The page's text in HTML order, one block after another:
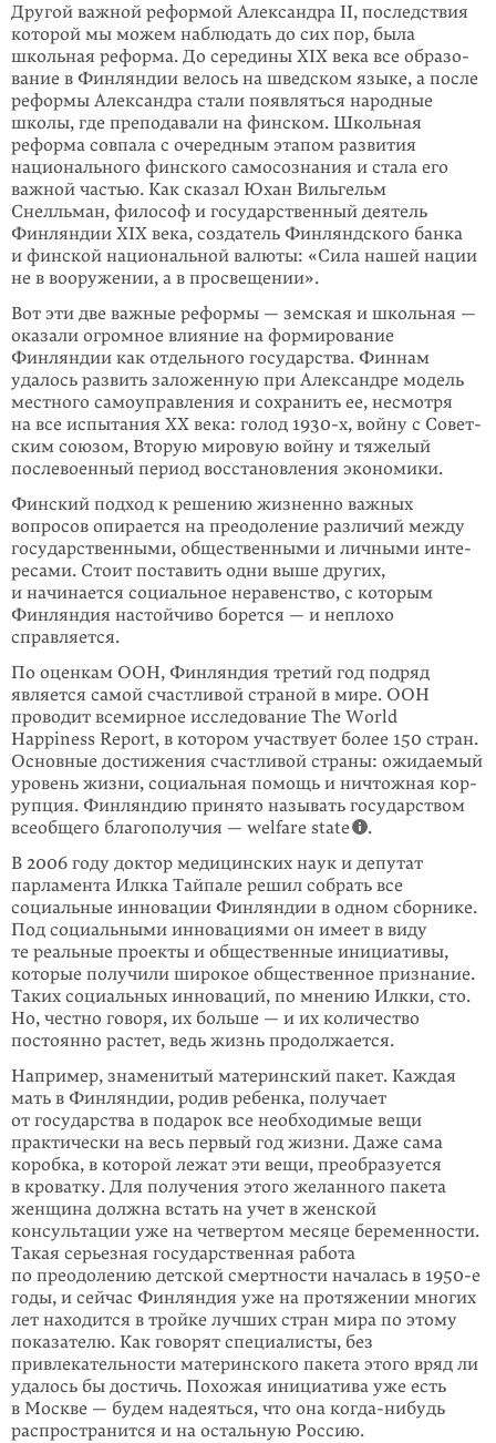
Другой важной реформой Александра II, последствия
которой мы можем на­блюдать до сих пор, была
школьная реформа. До середины XIX века все образо­
вание в Финляндии велось на шведском языке, а после
реформы Алексан­дра стали появляться народные
школы, где преподавали на финском. Школьная
реформа совпала с очередным этапом развития
национального финского само­сознания и стала его
важной частью. Как сказал Юхан Виль­гельм
Снелльман, философ и государственный деятель
Финляндии XIX века, создатель Финлянд­ского банка
и финской национальной валюты: «Сила нашей нации
не в воору­жении, а в просвещении».
Вот эти две важные реформы — земская и школьная —
оказали огромное влияние на формирование
Финляндии как отдельного государства. Финнам
удалось развить заложенную при Александре модель
местного самоуправления и сохранить ее, несмотря
на все испытания XX века: голод 1930-х, войну с Со­вет­
ским союзом, Вторую мировую войну и тяжелый
после­военный период восстановления экономики.
Финский подход к решению жизненно важных
вопросов опирается на преодо­ление различий между
государственными, общественными и личными инте­
ресами. Стоит поставить одни выше других,
и начинается социальное неравен­ство, с которым
Финляндия настойчиво борется — и неплохо
справляется.
По оценкам ООН, Финляндия третий год подряд
является самой счастливой страной в мире. ООН
проводит всемирное исследование The World
Happiness Report, в котором участвует более 150 стран.
Основные достижения счастливой страны: ожидаемый
уровень жизни, социальная помощь и ничтожная кор­
рупция. Финляндию принято называть государством
всеобщего благополу­чия — welfare state
.
В 2006 году доктор медицинских наук и депутат
парламента Илкка Тайпале решил собрать все
социальные инновации Финляндии в одном сборнике.
Под социальными инновациями он имеет в виду
те реальные проекты и обще­ственные инициативы,
которые получили широкое общественное при­зна­ние.
Таких социальных инноваций, по мнению Илкки, сто.
Но, честно говоря, их больше — и их количество
постоянно растет, ведь жизнь продолжается.
Например, знаменитый материнский пакет. Каждая
мать в Финлян­дии, родив­ ребенка, получает
от государства в подарок все необходимые вещи
практи­чески на весь первый год жизни. Даже сама
коробка, в которой лежат эти вещи, преобразуется
в кроватку. Для получения этого желанного пакета
женщина должна встать на учет в женской
консультации уже на четвертом месяце бере­менности.
Такая серьезная государственная работа
по преодолению дет­ской смертности началась в 1950-е
годы, и сейчас Финляндия уже на протяжении многих
лет находится в тройке лучших стран мира по этому
показателю. Как говорят специалисты, без
привлекательности материнского пакета этого вряд ли
удалось бы достичь. Похожая инициатива уже есть
в Москве — будем надеяться, что она когда-нибудь
распространится и на остальную Россию.